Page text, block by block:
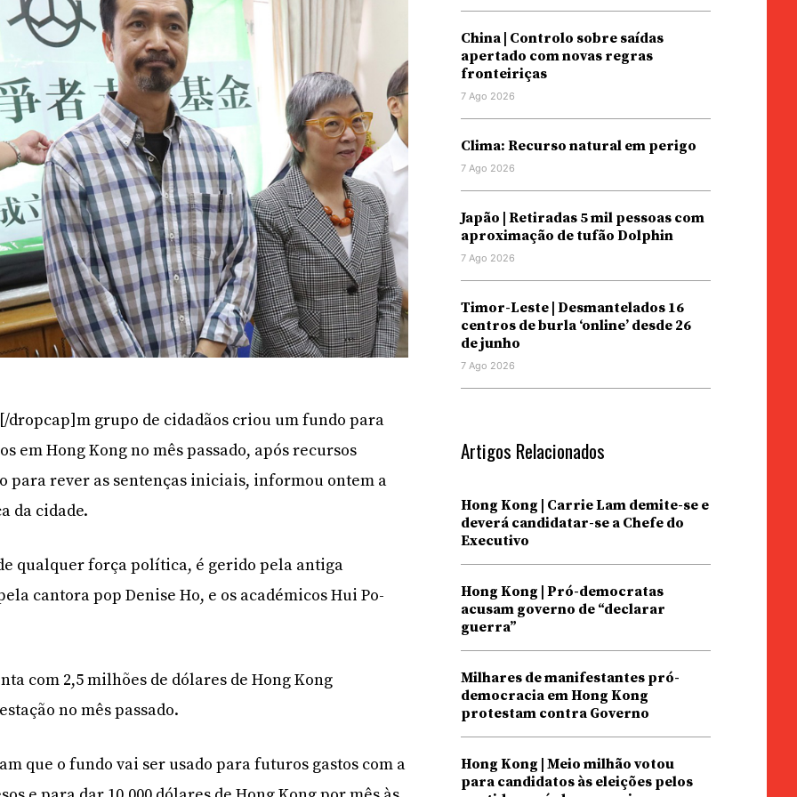
dropcap]m grupo de cidadãos criou um fundo para
em Hong Kong no mês passado, após recursos
para rever as sentenças iniciais, informou ontem a
da cidade.
qualquer força política, é gerido pela antiga
cantora pop Denise Ho, e os académicos Hui Po-
com 2,5 milhões de dólares de Hong Kong
no mês passado.
que o fundo vai ser usado para futuros gastos com a
China | Controlo sobre saídas
apertado com novas regras
fronteiriças
7 Ago 2026
Clima: Recurso natural em perigo
7 Ago 2026
Japão | Retiradas 5 mil pessoas com
aproximação de tufão Dolphin
7 Ago 2026
Timor-Leste | Desmantelados 16
centros de burla ‘online’ desde 26
de junho
7 Ago 2026
Artigos Relacionados
Hong Kong | Carrie Lam demite-se e
deverá candidatar-se a Chefe do
Executivo
Hong Kong | Pró-democratas
acusam governo de “declarar
guerra”
Milhares de manifestantes pró-
democracia em Hong Kong
protestam contra Governo
Hong Kong | Meio milhão votou
para candidatos às eleições pelos